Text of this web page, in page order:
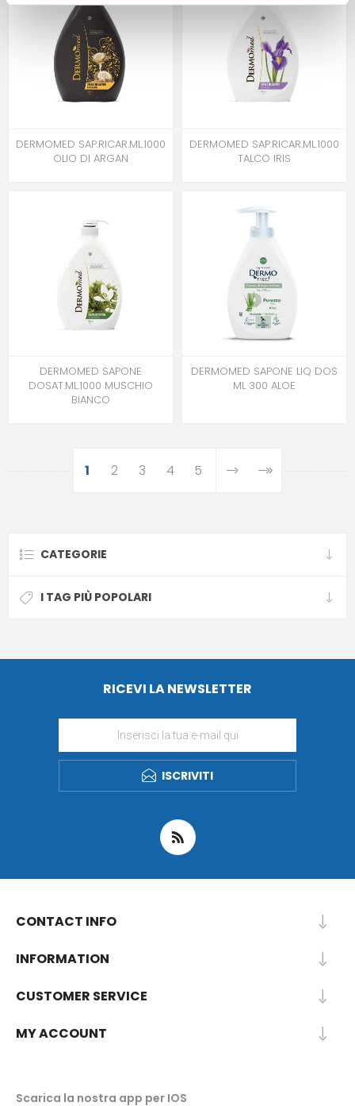
DERMOMED SAP.RICAR.ML.1000
OLIO DI ARGAN
DERMOMED SAP.RICAR.ML.1000
TALCO IRIS
DERMOMED SAPONE
DOSAT.ML.1000 MUSCHIO
BIANCO
DERMOMED SAPONE LIQ DOS
ML 300 ALOE
1 2 3 4 5
CATEGORIE
I TAG PIÙ POPOLARI
RICEVI LA NEWSLETTER
ISCRIVITI
CONTACT INFO
INFORMATION
CUSTOMER SERVICE
MY ACCOUNT
Scarica la nostra app per IOS